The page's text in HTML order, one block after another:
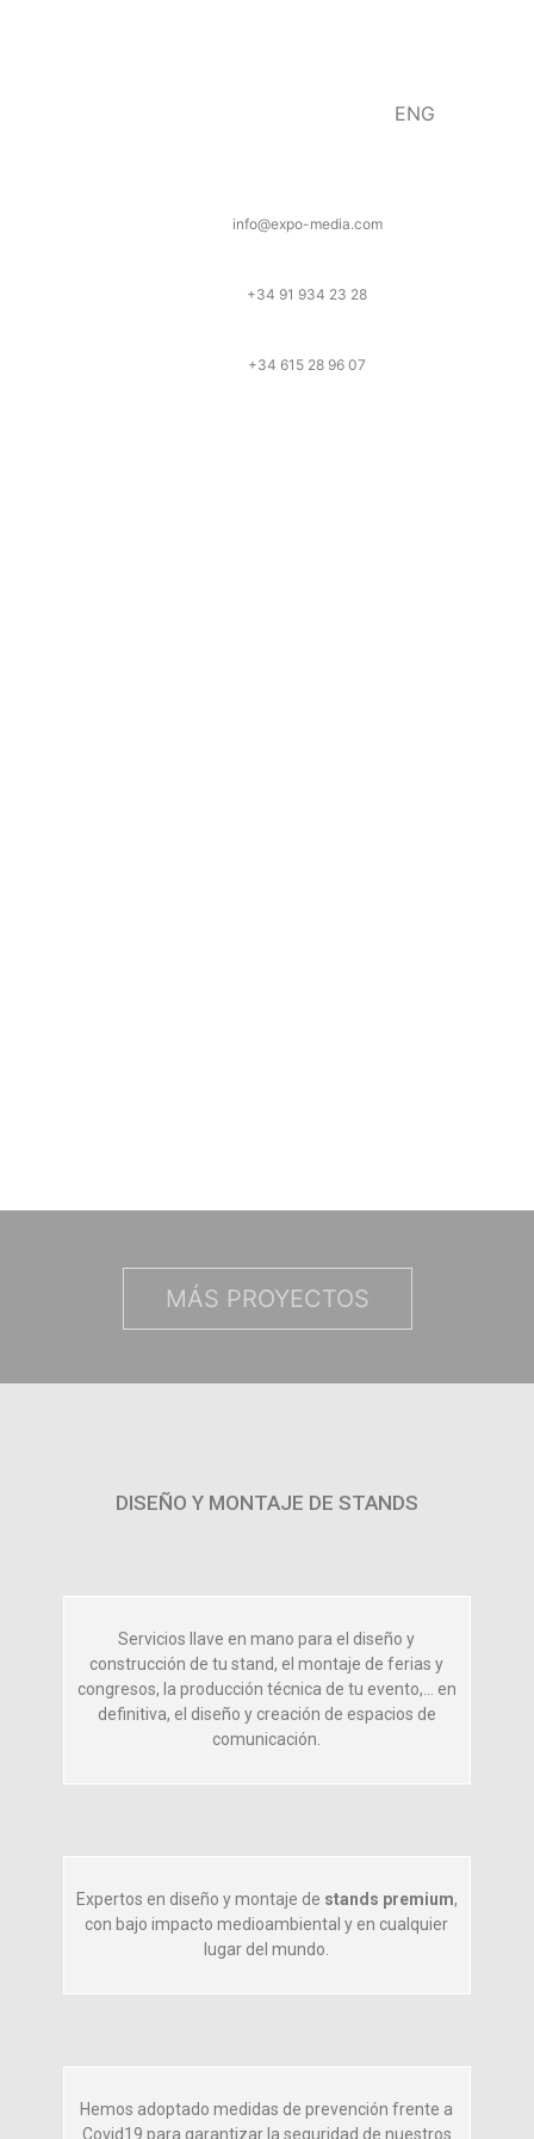
ENG
info@expo-media.com
+34 91 934 23 28
+34 615 28 96 07
MÁS PROYECTOS
DISEÑO Y MONTAJE DE STANDS
Servicios llave en mano para el diseño y
construcción de tu stand, el montaje de ferias y
congresos, la producción técnica de tu evento,… en
definitiva, el diseño y creación de espacios de
comunicación.
Expertos en diseño y montaje de stands premium,
con bajo impacto medioambiental y en cualquier
lugar del mundo.
Hemos adoptado medidas de prevención frente a
Covid19 para garantizar la seguridad de nuestros